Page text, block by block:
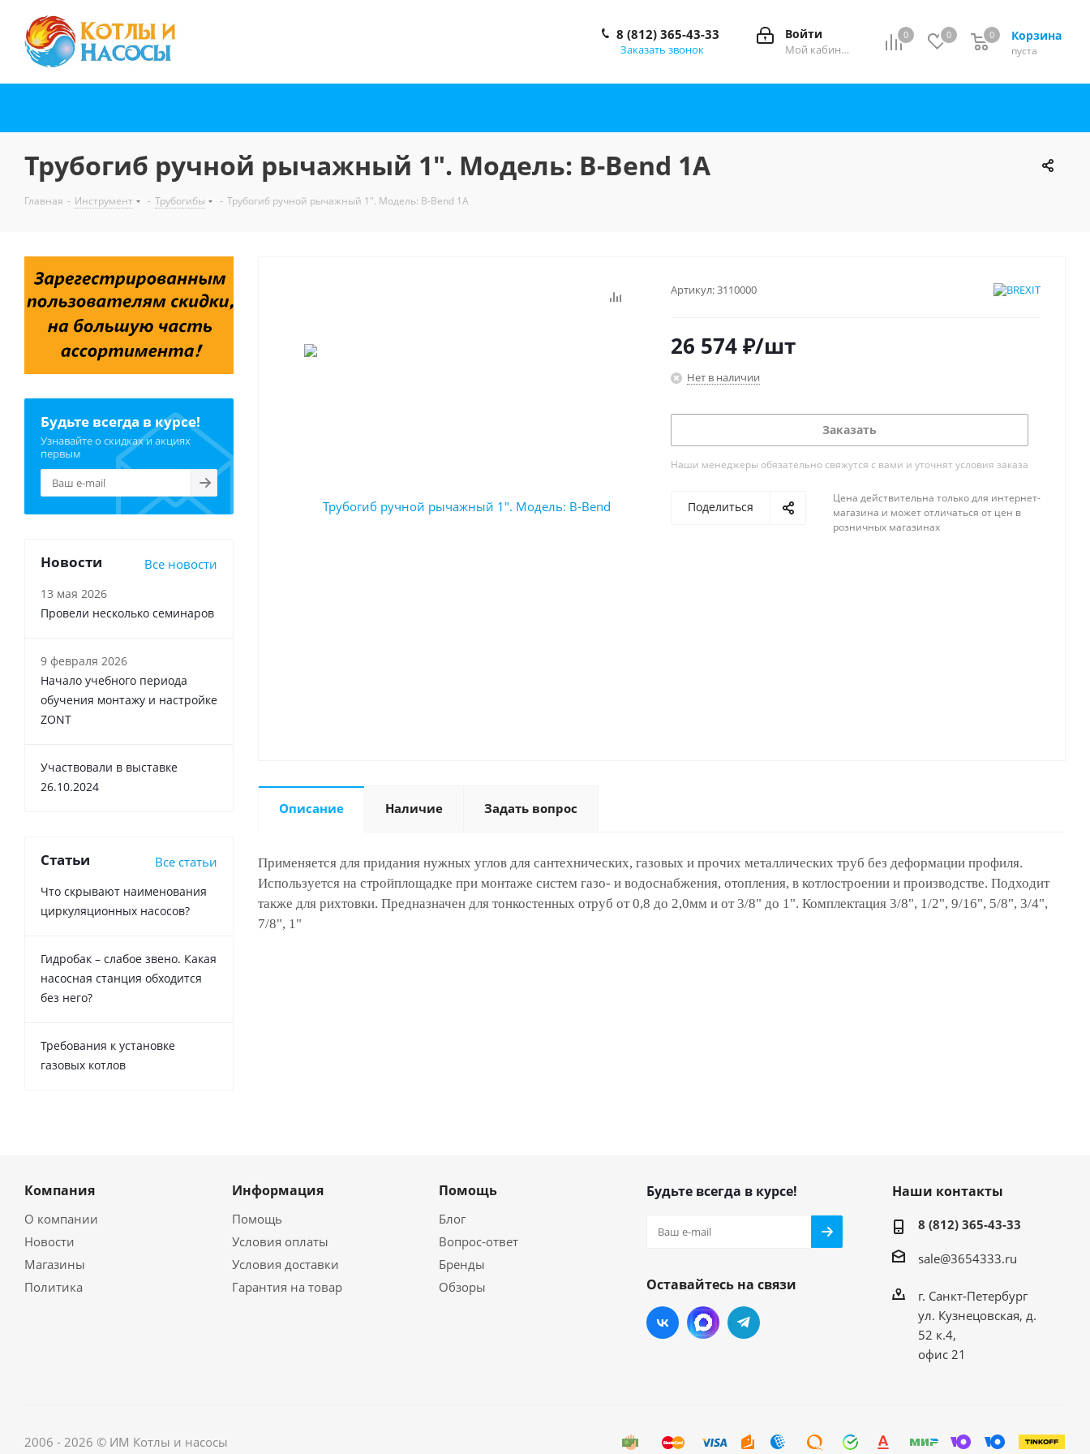
0 0 Корзина
0
пуста
0
Войти
Мой кабинет
8 (812) 365-43-33
Заказать звонок
Трубогиб ручной рычажный 1". Модель: B-Bend 1А
Главная - Инструмент - Трубогибы - Трубогиб ручной рычажный 1". Модель: B-Bend 1А
Артикул:3110000
26 574₽/шт
Нет в наличии
Заказать
Наши менеджеры обязательно свяжутся с вами и уточнят условия заказа
Поделиться
Цена действительна только для интернет-
магазина и может отличаться от цен в
розничных магазинах
Описание Наличие Задать вопрос
Применяется для придания нужных углов для сантехнических, газовых и прочих металлических труб без деформации профиля.
Используется на стройплощадке при монтаже систем газо- и водоснабжения, отопления, в котлостроении и производстве. Подходит
также для рихтовки. Предназначен для тонкостенных отруб от 0,8 до 2,0мм и от 3/8" до 1". Комплектация 3/8", 1/2", 9/16", 5/8", 3/4",
7/8", 1"
Будьте всегда в курсе!
Узнавайте о скидках и акциях
первым
Новости Все новости
13 мая 2026
Провели несколько семинаров
9 февраля 2026
Начало учебного периода
обучения монтажу и настройке
ZONT
Участвовали в выставке
26.10.2024
Статьи Все статьи
Что скрывают наименования
циркуляционных насосов?
Гидробак – слабое звено. Какая
насосная станция обходится
без него?
Требования к установке
газовых котлов
Компания
О компании
Новости
Магазины
Политика
Информация
Помощь
Условия оплаты
Условия доставки
Гарантия на товар
Помощь
Блог
Вопрос-ответ
Бренды
Обзоры
Будьте всегда в курсе!
Оставайтесь на связи
Наши контакты
8 (812) 365-43-33
sale@3654333.ru
г. Санкт-Петербург
ул. Кузнецовская, д.
52 к.4,
офис 21
2006 - 2026 © ИМ Котлы и насосы